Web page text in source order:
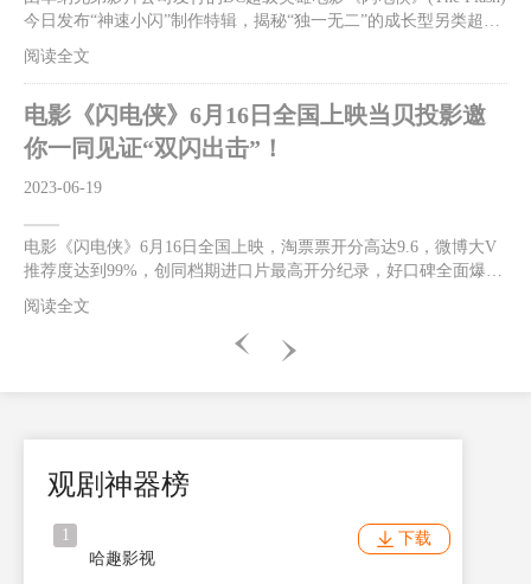
今日发布“神速小闪”制作特辑，揭秘“独一无二”的成长型另类超英
闪电侠，逆转时空只为拯救至亲的反套路英雄在与反派佐德将军的
对决中逐步成长，热血又欢乐！影片首映口碑大爆，“好看！好
火热预售中，6月13、14日全国300场超前点映震撼来袭。6月16日
影片将以2D/CINITY/IMAX/DolbyCinema/CGS中国巨幕版本与北美
同步正式上映！闪电侠为救母亲跑赢光速获赞独一无二的超级英雄
今日曝光的“神速小闪”制作特辑全面展现了闪电侠有别于其他超级
阅读全文
电影《闪电侠》6月16日全国上映当贝投影邀
你一同见证“双闪出击”！
2023-06-19
电影《闪电侠》6月16日全国上映，淘票票开分高达9.6，微博大V
推荐度达到99%，创同档期进口片最高开分纪录，好口碑全面爆发
人气飙升！这一次的超级英雄之旅中，《闪电侠》将与高端智能投
影品牌当贝投影一同见证“双闪出击”！“双闪合体”突破光速燃炸银
幕 闪电侠逆时营救感动不断据悉，《闪电侠》由华纳兄弟影片公
司出品，安迪·穆斯切蒂执导，埃兹拉·米勒、迈克尔·基顿、萨莎·
卡莱、本·阿弗莱克等主演。影片中，闪电侠为了拯救至亲穿越时
归正轨，闪电侠决定联手蝙蝠侠超女一同合力出击。电影中闪电侠
次“闪
阅读全文
观剧神器榜
1
哈趣影视
下载